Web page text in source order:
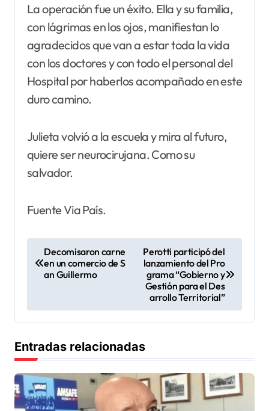
La operación fue un éxito. Ella y su familia,
con lágrimas en los ojos, manifiestan lo
agradecidos que van a estar toda la vida
con los doctores y con todo el personal del
Hospital por haberlos acompañado en este
duro camino.
Julieta volvió a la escuela y mira al futuro,
quiere ser neurocirujana. Como su
salvador.
Fuente Via País.
e
g
a
c
i
ó
Decomisaron carne
en un comercio de S
an Guillermo
Perotti participó del
lanzamiento del Pro
grama “Gobierno y
Gestión para el Des
arrollo Territorial”
Entradas relacionadas